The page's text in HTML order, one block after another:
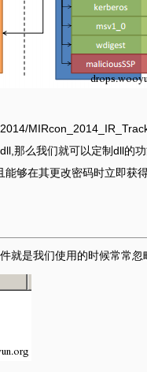
那么我们就可以定制dll的
够在其更改密码时立即获
就是我们使用的时候常常忽